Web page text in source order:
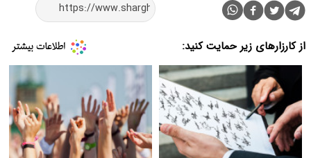
از کارزارهای زیر حمایت کنید: